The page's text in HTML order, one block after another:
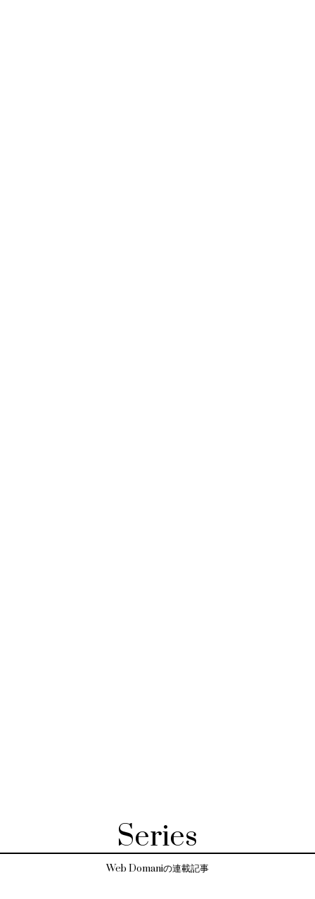
Series
Web Domaniの連載記事